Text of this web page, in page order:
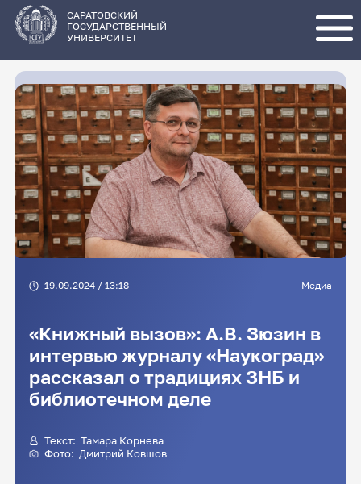
основному
содержанию
САРАТОВСКИЙ
ГОСУДАРСТВЕННЫЙ
УНИВЕРСИТЕТ
19.09.2024 / 13:18 Медиа
«Книжный вызов»: А.В. Зюзин в
интервью журналу «Наукоград»
рассказал о традициях ЗНБ и
библиотечном деле
Текст: Тамара Корнева
Фото: Дмитрий Ковшов